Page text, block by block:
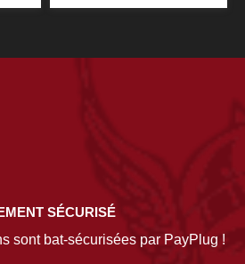
SÉCURISÉ
sont bat-sécurisées par PayPlug !